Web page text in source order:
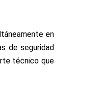
en
de seguridad
técnico que